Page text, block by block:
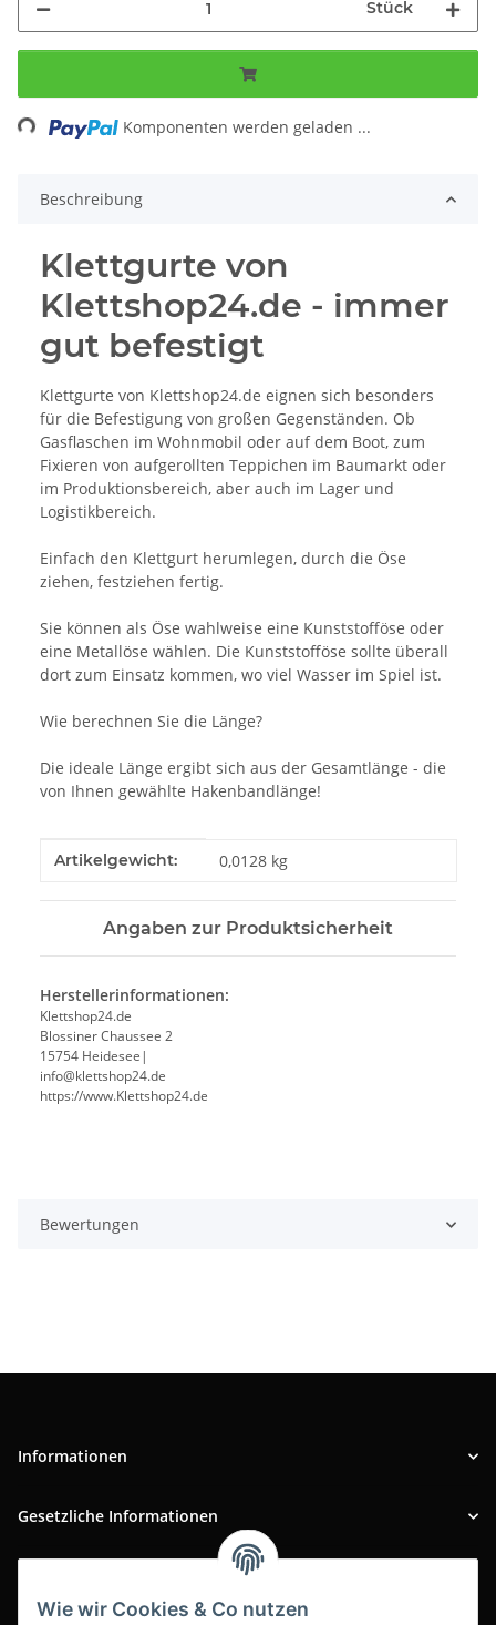
Wie wir Cookies & Co nutzen
Stück
Komponenten werden geladen ...
Beschreibung
Klettgurte von
Klettshop24.de - immer
gut befestigt
Klettgurte von Klettshop24.de eignen sich besonders
für die Befestigung von großen Gegenständen. Ob
Gasflaschen im Wohnmobil oder auf dem Boot, zum
Fixieren von aufgerollten Teppichen im Baumarkt oder
im Produktionsbereich, aber auch im Lager und
Logistikbereich.
Einfach den Klettgurt herumlegen, durch die Öse
ziehen, festziehen fertig.
Sie können als Öse wahlweise eine Kunststofföse oder
eine Metallöse wählen. Die Kunststofföse sollte überall
dort zum Einsatz kommen, wo viel Wasser im Spiel ist.
Wie berechnen Sie die Länge?
Die ideale Länge ergibt sich aus der Gesamtlänge - die
von Ihnen gewählte Hakenbandlänge!
Produkteigenschaft
Wert
Artikelgewicht: 0,0128 kg
Angaben zur Produktsicherheit
Herstellerinformationen:
Klettshop24.de
Blossiner Chaussee 2
15754 Heidesee|
info@klettshop24.de
https://www.Klettshop24.de
Bewertungen
Informationen
Gesetzliche Informationen